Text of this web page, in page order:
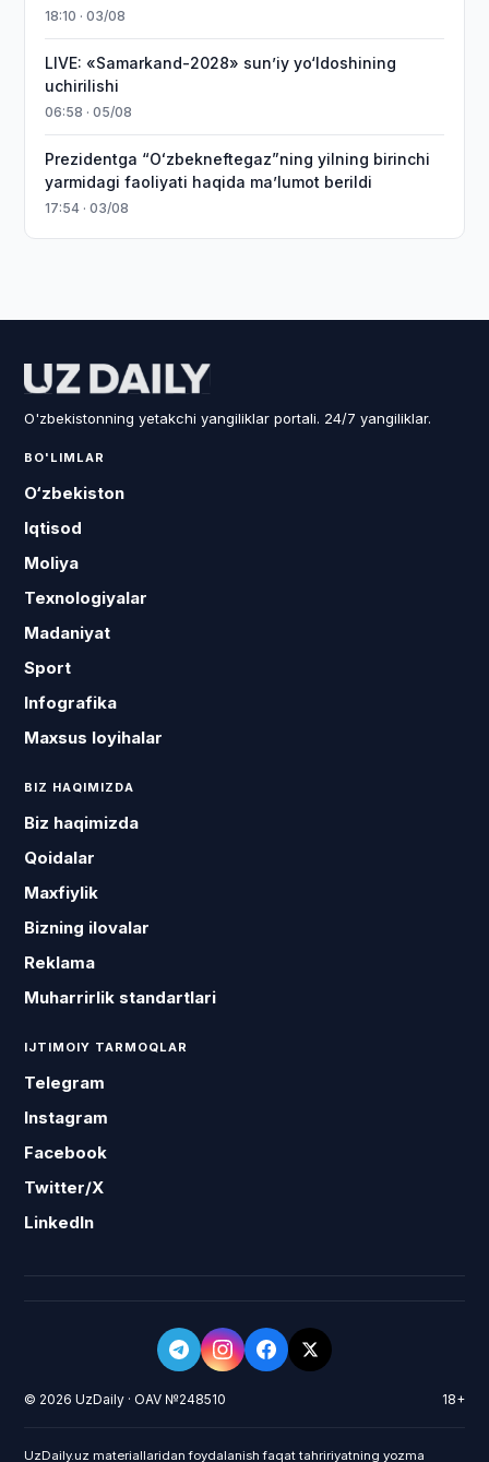
18:10 · 03/08
LIVE: «Samarkand-2028» sun’iy yo‘ldoshining
uchirilishi
06:58 · 05/08
Prezidentga “Oʻzbekneftegaz”ning yilning birinchi
yarmidagi faoliyati haqida maʼlumot berildi
17:54 · 03/08
O'zbekistonning yetakchi yangiliklar portali. 24/7 yangiliklar.
BO'LIMLAR
O‘zbekiston
Iqtisod
Moliya
Texnologiyalar
Madaniyat
Sport
Infografika
Maxsus loyihalar
BIZ HAQIMIZDA
Biz haqimizda
Qoidalar
Maxfiylik
Bizning ilovalar
Reklama
Muharrirlik standartlari
IJTIMOIY TARMOQLAR
Telegram
Instagram
Facebook
Twitter/X
LinkedIn
© 2026 UzDaily · OAV №248510 18+
UzDaily.uz materiallaridan foydalanish faqat tahririyatning yozma